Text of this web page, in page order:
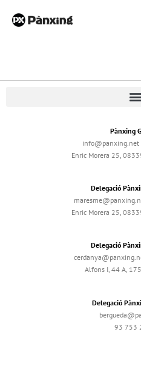
Pànxing
Enric Morera 25,
Delegació
Enric Morera 25,
Delegació
Alfons I, 44 A,
Delegació
93 753